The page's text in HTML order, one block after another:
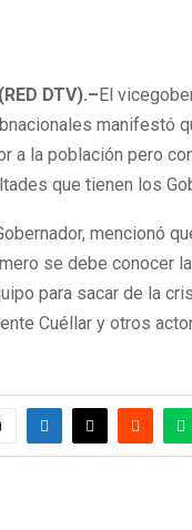
DTV).–El
manifestó
a la población pero
que tienen los
mencionó
se debe conocer
para sacar de la
Cuéllar y otros